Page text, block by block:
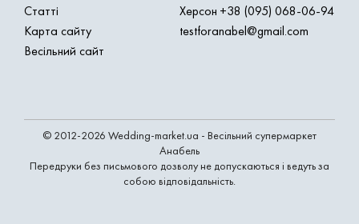
Статті
Карта сайту
Весільний сайт
Херсон +38 (095) 068-06-94
testforanabel@gmail.com
© 2012-2026 Wedding-market.ua - Весільний супермаркет
Анабель
Передруки без письмового дозволу не допускаються і ведуть за
собою відповідальність.